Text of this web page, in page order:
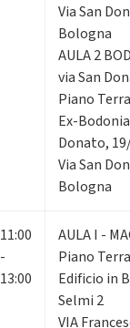
Via San
Bologna
AULA 2
via San
Piano Terra
Ex-
Donato,
Via San
Bologna
11:00
-
13:00
AULA I -
Piano Terra
Edificio in
Selmi 2
VIA